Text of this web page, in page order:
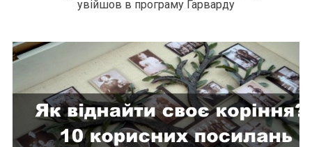
увійшов в програму Гарварду